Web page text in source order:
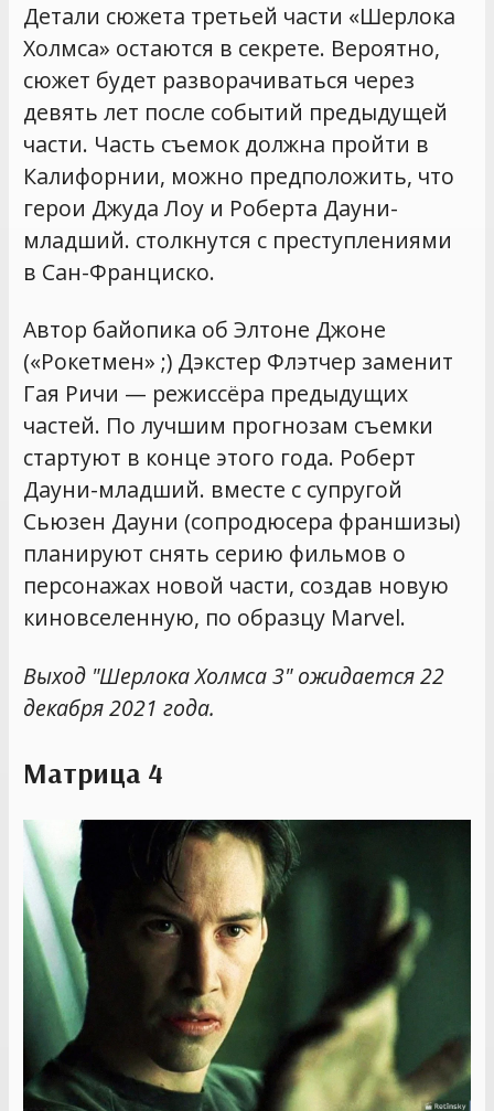
Детали сюжета третьей части «Шерлока
Холмса» остаются в секрете. Вероятно,
сюжет будет разворачиваться через
девять лет после событий предыдущей
части. Часть съемок должна пройти в
Калифорнии, можно предположить, что
герои Джуда Лоу и Роберта Дауни-
младший. столкнутся с преступлениями
в Сан-Франциско.
Автор байопика об Элтоне Джоне
(«Рокетмен» ;) Дэкстер Флэтчер заменит
Гая Ричи — режиссёра предыдущих
частей. По лучшим прогнозам съемки
стартуют в конце этого года. Роберт
Дауни-младший. вместе с супругой
Сьюзен Дауни (сопродюсера франшизы)
планируют снять серию фильмов о
персонажах новой части, создав новую
киновселенную, по образцу Marvel.
Выход "Шерлока Холмса 3" ожидается 22
декабря 2021 года.
Матрица 4